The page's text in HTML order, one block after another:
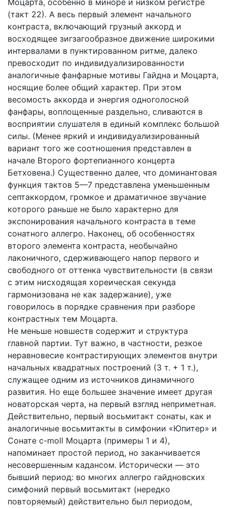
Моцарта, особенно в миноре и низком регистре
(такт 22). А весь первый элемент начального
контраста, включающий грузный аккорд и
восходящее зигзагообразное движение широкими
интервалами в пунктированном ритме, далеко
превосходит по индивидуализированности
аналогичные фанфарные мотивы Гайдна и Моцарта,
носящие более общий характер. При этом
весомость аккорда и энергия одноголосной
фанфары, воплощенные раздельно, сливаются в
восприятии слушателя в единый комплекс большой
силы. (Менее яркий и индивидуализированный
вариант того же соотношения представлен в
начале Второго фортепианного концерта
Бетховена.) Существенно далее, что доминантовая
функция тактов 5—7 представлена уменьшенным
септаккордом, громкое и драматичное звучание
которого раньше не было характерно для
экспонирования начального контраста в теме
сонатного аллегро. Наконец, об особенностях
второго элемента контраста, необычайно
лаконичного, сдерживающего напор первого и
свободного от оттенка чувствительности (в связи
с этим нисходящая хореическая секунда
гармонизована не как задержание), уже
говорилось в порядке сравнения при разборе
контрастных тем Моцарта.
Не меньше новшеств содержит и структура
главной партии. Тут важно, в частности, резкое
неравновесие контрастирующих элементов внутри
начальных квадратных построений (3 т. + 1 т.),
служащее одним из источников динамичного
развития. Но еще большее значение имеет другая
новаторская черта, на первый взгляд неприметная.
Действительно, первый восьмитакт сонаты, как и
аналогичные восьмитакты в симфонии «Юпитер» и
Сонате c-moll Моцарта (примеры 1 и 4),
напоминает простой период, но заканчивается
несовершенным кадансом. Исторически — это
бывший период: во многих аллегро гайдновских
симфоний первый восьмитакт (нередко
повторяемый) действительно был периодом,